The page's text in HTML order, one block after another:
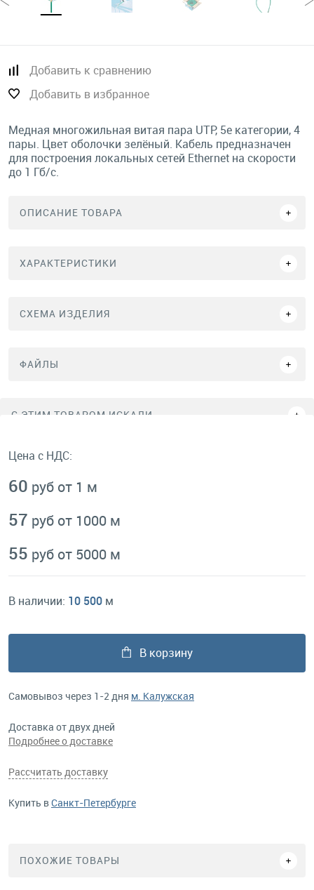
Добавить к сравнению
Добавить в избранное
Медная многожильная витая пара UTP, 5е категории, 4
пары. Цвет оболочки зелёный. Кабель предназначен
для построения локальных сетей Ethernet на скорости
до 1 Гб/с.
ОПИСАНИЕ ТОВАРА
ХАРАКТЕРИСТИКИ
СХЕМА ИЗДЕЛИЯ
ФАЙЛЫ
C ЭТИМ ТОВАРОМ ИСКАЛИ
Цена с НДС:
60 руб от 1 м
57 руб от 1000 м
55 руб от 5000 м
В наличии: 10 500 м
В корзину
Самовывоз через 1-2 дня м. Калужская
Доставка от двух дней
Подробнее о доставке
Рассчитать доставку
Купить вСанкт-Петербурге
ПОХОЖИЕ ТОВАРЫ